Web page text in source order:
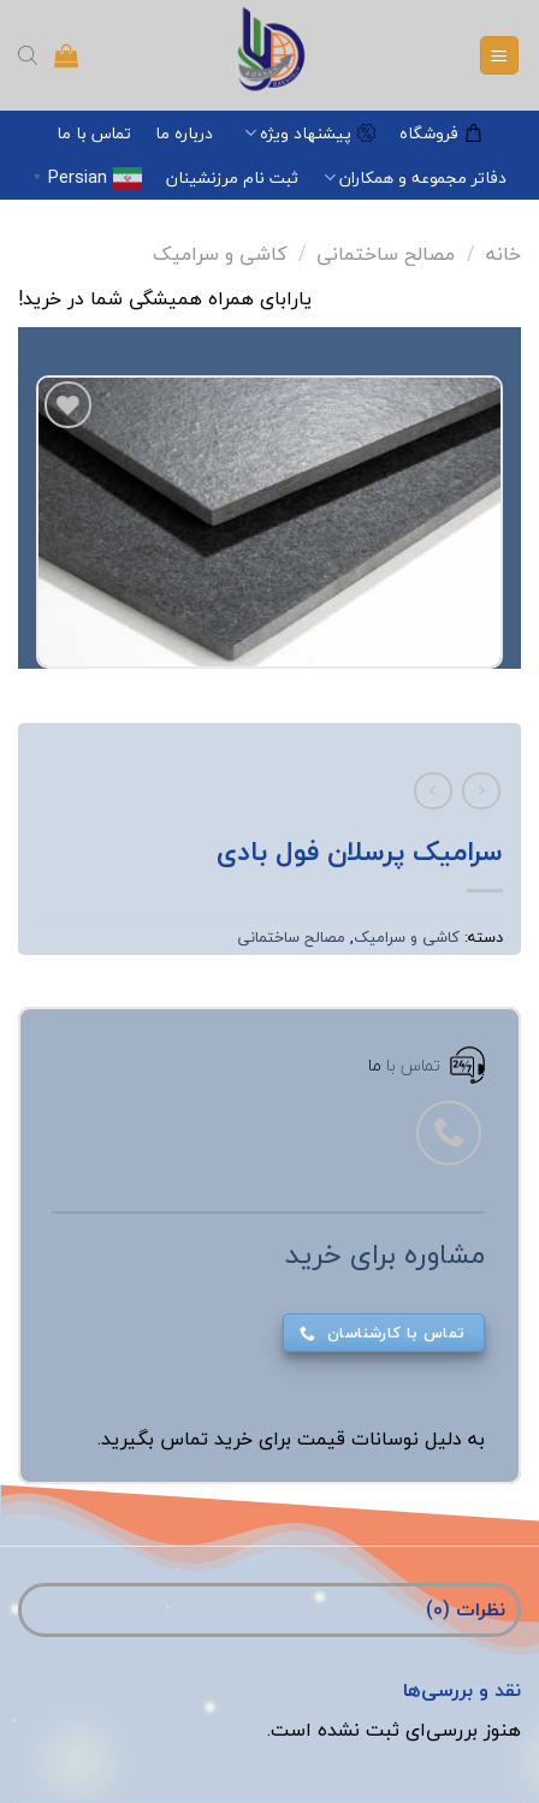
content
فروشگاه پیشنهاد ویژه درباره ما
تماس با ما
دفاتر مجموعه و همکاران
ثبت نام مرزنشینان Persian
▼
خانه / مصالح ساختمانی / کاشی و سرامیک
یارابای همراه همیشگی شما در خرید!
افزودن
به
علاقه
مندی
ها
سرامیک پرسلان فول بادی
دسته: کاشی و سرامیک, مصالح ساختمانی
تماس با ما
مشاوره برای خرید
تماس با کارشناسان
به دلیل نوسانات قیمت برای خرید تماس بگیرید.
نظرات (0)
نقد و بررسی‌ها
هنوز بررسی‌ای ثبت نشده است.